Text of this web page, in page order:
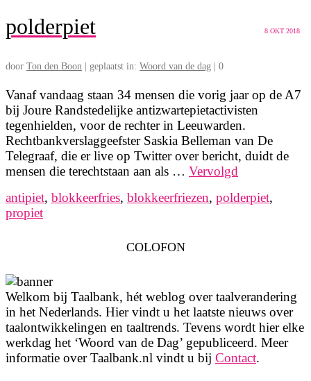
8 OKT 2018
polderpiet
door Ton den Boon geplaatst in: Woord van de dag 0
Vanaf vandaag staan 34 mensen die vorig jaar op de A7
bij Joure Randstedelijke antizwartepietactivisten
tegenhielden, voor de rechter in Leeuwarden.
Rechtbankverslaggeefster Saskia Belleman van De
Telegraaf, die er live op Twitter over bericht, duidt de
mensen die terechtstaan aan als … Vervolgd
antipiet, blokkeerfries, blokkeerfriezen, polderpiet,
propiet
COLOFON
Welkom bij Taalbank, hét weblog over taalverandering
in het Nederlands. Hier vindt u het laatste nieuws over
taalontwikkelingen en taaltrends. Tevens wordt hier elke
werkdag het ‘Woord van de Dag’ gepubliceerd. Meer
informatie over Taalbank.nl vindt u bij Contact.